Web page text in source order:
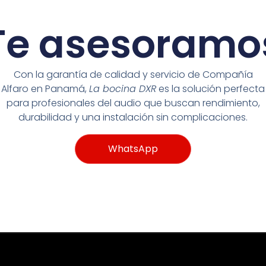
Con la garantía de calidad y servicio de Compañía
Alfaro en Panamá, La bocina DXRes la solución perfecta
para profesionales del audio que buscan rendimiento,
durabilidad y una instalación sin complicaciones.
WhatsApp